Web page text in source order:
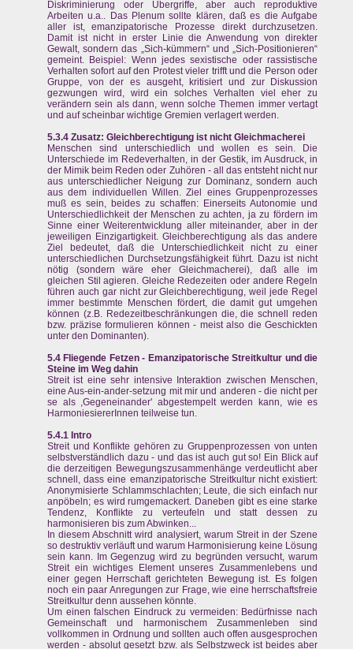
Diskriminierung oder Übergriffe, aber auch reproduktive
Arbeiten u.a.. Das Plenum sollte klären, daß es die Aufgabe
aller ist, emanzipatorische Prozesse direkt durchzusetzen.
Damit ist nicht in erster Linie die Anwendung von direkter
Gewalt, sondern das „Sich-kümmern“ und „Sich-Positionieren“
gemeint. Beispiel: Wenn jedes sexistische oder rassistische
Verhalten sofort auf den Protest vieler trifft und die Person oder
Gruppe, von der es ausgeht, kritisiert und zur Diskussion
gezwungen wird, wird ein solches Verhalten viel eher zu
verändern sein als dann, wenn solche Themen immer vertagt
und auf scheinbar wichtige Gremien verlagert werden.
5.3.4 Zusatz: Gleichberechtigung ist nicht Gleichmacherei
Menschen sind unterschiedlich und wollen es sein. Die
Unterschiede im Redeverhalten, in der Gestik, im Ausdruck, in
der Mimik beim Reden oder Zuhören - all das entsteht nicht nur
aus unterschiedlicher Neigung zur Dominanz, sondern auch
aus dem individuellen Willen. Ziel eines Gruppenprozesses
muß es sein, beides zu schaffen: Einerseits Autonomie und
Unterschiedlichkeit der Menschen zu achten, ja zu fördern im
Sinne einer Weiterentwicklung aller miteinander, aber in der
jeweiligen Einzigartigkeit. Gleichberechtigung als das andere
Ziel bedeutet, daß die Unterschiedlichkeit nicht zu einer
unterschiedlichen Durchsetzungsfähigkeit führt. Dazu ist nicht
nötig (sondern wäre eher Gleichmacherei), daß alle im
gleichen Stil agieren. Gleiche Redezeiten oder andere Regeln
führen auch gar nicht zur Gleichberechtigung, weil jede Regel
immer bestimmte Menschen fördert, die damit gut umgehen
können (z.B. Redezeitbeschränkungen die, die schnell reden
bzw. präzise formulieren können - meist also die Geschickten
unter den Dominanten).
5.4 Fliegende Fetzen - Emanzipatorische Streitkultur und die
Steine im Weg dahin
Streit ist eine sehr intensive Interaktion zwischen Menschen,
eine Aus-ein-ander-setzung mit mir und anderen - die nicht per
se als ,Gegeneinander' abgestempelt werden kann, wie es
HarmoniesiererInnen teilweise tun.
5.4.1 Intro
Streit und Konflikte gehören zu Gruppenprozessen von unten
selbstverständlich dazu - und das ist auch gut so! Ein Blick auf
die derzeitigen Bewegungszusammenhänge verdeutlicht aber
schnell, dass eine emanzipatorische Streitkultur nicht existiert:
Anonymisierte Schlammschlachten; Leute, die sich einfach nur
anpöbeln; es wird rumgemackert. Daneben gibt es eine starke
Tendenz, Konflikte zu verteufeln und statt dessen zu
harmonisieren bis zum Abwinken...
In diesem Abschnitt wird analysiert, warum Streit in der Szene
so destruktiv verläuft und warum Harmonisierung keine Lösung
sein kann. Im Gegenzug wird zu begründen versucht, warum
Streit ein wichtiges Element unseres Zusammenlebens und
einer gegen Herrschaft gerichteten Bewegung ist. Es folgen
noch ein paar Anregungen zur Frage, wie eine herrschaftsfreie
Streitkultur denn aussehen könnte.
Um einen falschen Eindruck zu vermeiden: Bedürfnisse nach
Gemeinschaft und harmonischem Zusammenleben sind
vollkommen in Ordnung und sollten auch offen ausgesprochen
werden - absolut gesetzt bzw. als Selbstzweck ist beides aber